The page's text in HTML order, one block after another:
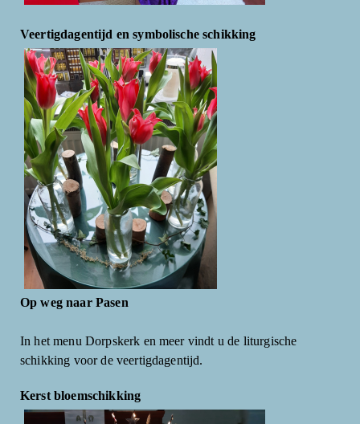
Veertigdagentijd en symbolische schikking
Op weg naar Pasen
In het menu Dorpskerk en meer vindt u de liturgische
schikking voor de veertigdagentijd.
Kerst bloemschikking